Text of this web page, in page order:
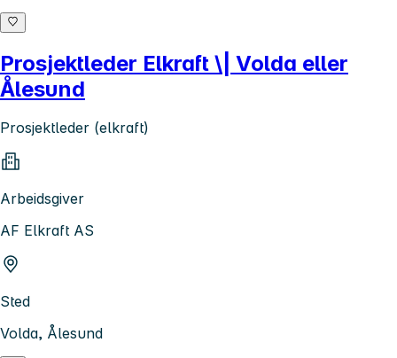
Prosjektleder Elkraft \| Volda eller
Ålesund
Prosjektleder (elkraft)
Arbeidsgiver
AF Elkraft AS
Sted
Volda, Ålesund